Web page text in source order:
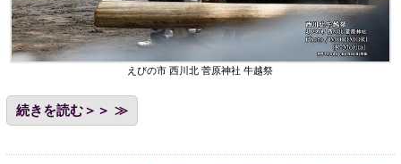
えびの市 西川北 菅原神社 牛越祭
続きを読む＞＞